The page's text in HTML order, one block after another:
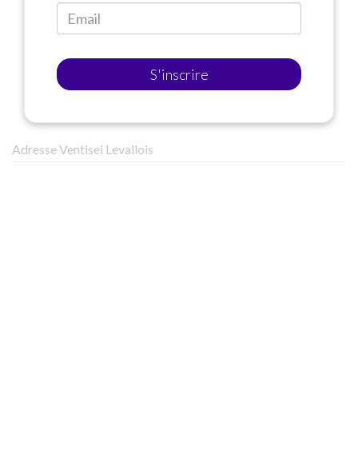
S'inscrire
Adresse Ventisei Levallois